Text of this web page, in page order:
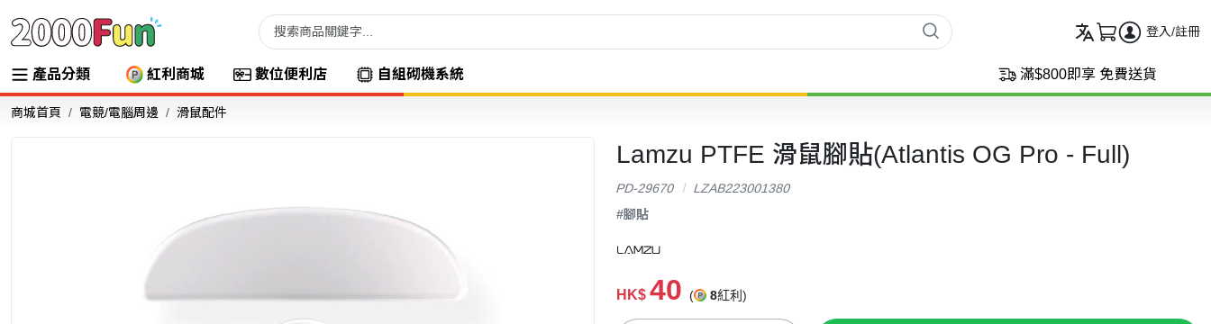
登入/註冊
產品分類 紅利商城 數位便利店 自組砌機系統 滿$800即享 免費送貨
商城首頁 電競/電腦周邊 滑鼠配件
Lamzu PTFE 滑鼠腳貼(Atlantis OG Pro - Full)
PD-29670
LZAB223001380
#腳貼
HK$ 40 ( 8紅利)